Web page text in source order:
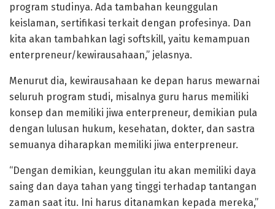
program studinya. Ada tambahan keunggulan
keislaman, sertifikasi terkait dengan profesinya. Dan
kita akan tambahkan lagi softskill, yaitu kemampuan
enterpreneur/kewirausahaan,” jelasnya.
Menurut dia, kewirausahaan ke depan harus mewarnai
seluruh program studi, misalnya guru harus memiliki
konsep dan memiliki jiwa enterpreneur, demikian pula
dengan lulusan hukum, kesehatan, dokter, dan sastra
semuanya diharapkan memiliki jiwa enterpreneur.
“Dengan demikian, keunggulan itu akan memiliki daya
saing dan daya tahan yang tinggi terhadap tantangan
zaman saat itu. Ini harus ditanamkan kepada mereka,”